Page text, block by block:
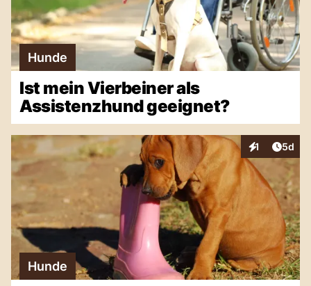
Hunde
Ist mein Vierbeiner als
Assistenzhund geeignet?
1
Interaktionen
5d
Hunde